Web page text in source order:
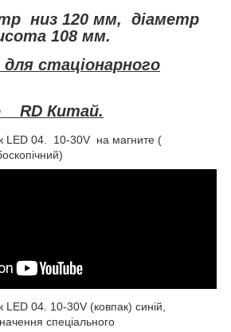
низ 120 мм, діаметр
108 мм.
стаціонарного
RD Китай.
LED 04. 10-30V на магните (
04. 10-30V (ковпак) синій,
спеціального